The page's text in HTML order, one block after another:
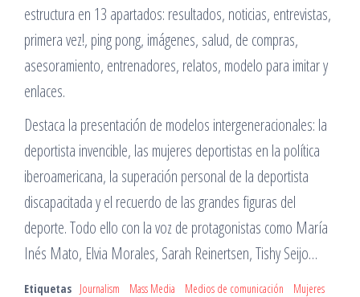
estructura en 13 apartados: resultados, noticias, entrevistas,
primera vez!, ping pong, imágenes, salud, de compras,
asesoramiento, entrenadores, relatos, modelo para imitar y
enlaces.
Destaca la presentación de modelos intergeneracionales: la
deportista invencible, las mujeres deportistas en la política
iberoamericana, la superación personal de la deportista
discapacitada y el recuerdo de las grandes figuras del
deporte. Todo ello con la voz de protagonistas como María
Inés Mato, Elvia Morales, Sarah Reinertsen, Tishy Seijo…
Etiquetas Journalism Mass Media Medios de comunicación
Mujeres